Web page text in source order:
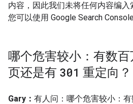
内容，因此我们未将任何内容编入
您可以使用 Google Search
哪个危害较小：有数百
页还是有 301 重定向？
Gary： 有人问：哪个危害较小：